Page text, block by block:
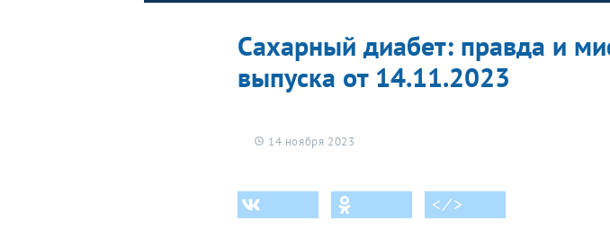
Сахарный диабет: правда и
выпуска от 14.11.2023
14 ноября 2023
< ⁄ >